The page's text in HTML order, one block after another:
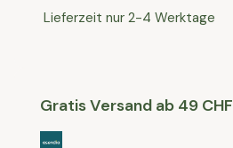
Lieferzeit nur 2-4 Werktage
Gratis Versand ab 49 CHF